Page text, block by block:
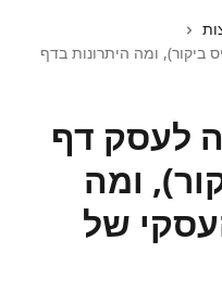
ומה היתרונות בדף
לעסק דף
ומה
של